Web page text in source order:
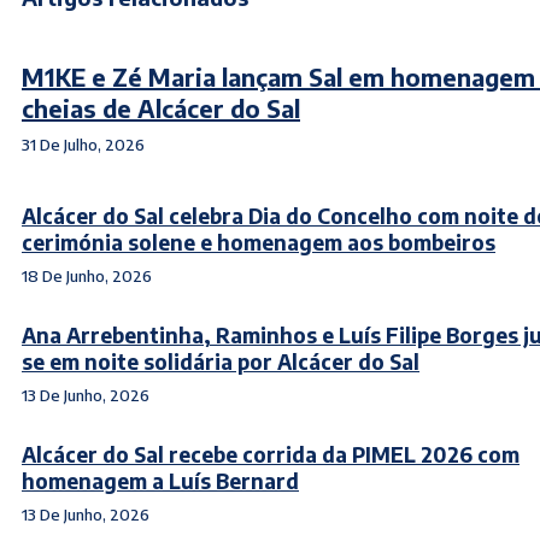
M1KE e Zé Maria lançam Sal em
cheias de Alcácer do Sal
31 De Julho, 2026
Alcácer do Sal celebra Dia do Concelho com noite
cerimónia solene e homenagem aos bombeiros
18 De Junho, 2026
Ana Arrebentinha, Raminhos e Luís Filipe Borges
se em noite solidária por Alcácer do Sal
13 De Junho, 2026
Alcácer do Sal recebe corrida da PIMEL 2026 com
homenagem a Luís Bernard
13 De Junho, 2026